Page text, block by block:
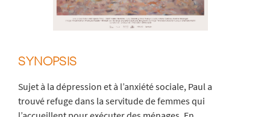
SYNOPSIS
Sujet à la dépression et à l’anxiété sociale, Paul a
trouvé refuge dans la servitude de femmes qui